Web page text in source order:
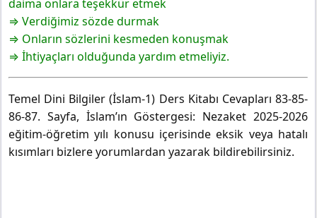
daima onlara teşekkür etmek
⇒ Verdiğimiz sözde durmak
⇒ Onların sözlerini kesmeden konuşmak
⇒ İhtiyaçları olduğunda yardım etmeliyiz.
Temel Dini Bilgiler (İslam-1) Ders Kitabı Cevapları 83-85-
86-87. Sayfa, İslam’ın Göstergesi: Nezaket 2025-2026
eğitim-öğretim yılı konusu içerisinde eksik veya hatalı
kısımları bizlere yorumlardan yazarak bildirebilirsiniz.